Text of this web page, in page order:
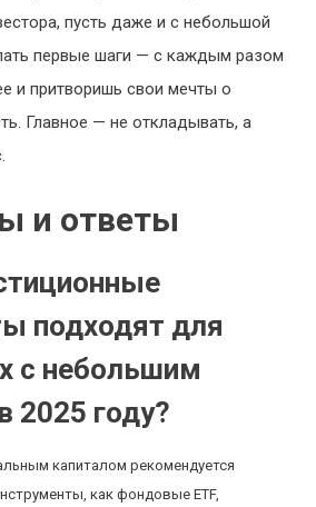
пусть даже и с небольшой
первые шаги — с каждым разом
и притворишь свои мечты о
Главное — не откладывать, а
и ответы
подходят для
с небольшим
2025 году?
капиталом рекомендуется
как фондовые ETF,